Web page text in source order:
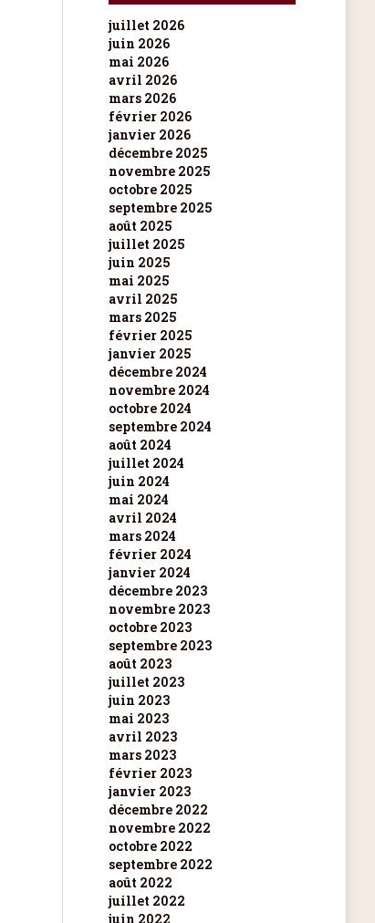
juillet 2026
juin 2026
mai 2026
avril 2026
mars 2026
février 2026
janvier 2026
décembre 2025
novembre 2025
octobre 2025
septembre 2025
août 2025
juillet 2025
juin 2025
mai 2025
avril 2025
mars 2025
février 2025
janvier 2025
décembre 2024
novembre 2024
octobre 2024
septembre 2024
août 2024
juillet 2024
juin 2024
mai 2024
avril 2024
mars 2024
février 2024
janvier 2024
décembre 2023
novembre 2023
octobre 2023
septembre 2023
août 2023
juillet 2023
juin 2023
mai 2023
avril 2023
mars 2023
février 2023
janvier 2023
décembre 2022
novembre 2022
octobre 2022
septembre 2022
août 2022
juillet 2022
juin 2022